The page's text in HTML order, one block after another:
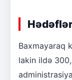
Baxmayaraq
lakin ildə